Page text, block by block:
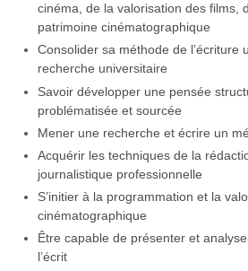
cinéma, de la valorisation des films,
patrimoine cinématographique
Consolider sa méthode de l’écriture
recherche universitaire
Savoir développer une pensée
problématisée et sourcée
Mener une recherche et écrire un
Acquérir les techniques de la
journalistique professionnelle
S’initier à la programmation et la
cinématographique
Être capable de présenter et
l’écrit